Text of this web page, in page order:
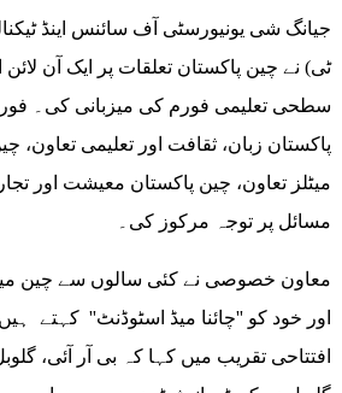
جیانگ شی یونیورسٹی آف سائنس اینڈ
ٹی) نے چین پاکستان تعلقات پر ایک آن لائن
سطحی تعلیمی فورم کی میزبانی کی۔
پاکستان زبان، ثقافت اور تعلیمی تعاون،
میٹلز تعاون، چین پاکستان معیشت اور
مسائل پر توجہ مرکوز کی۔
معاون خصوصی نے کئی سالوں سے چین
اور خود کو ''چائنا میڈ اسٹوڈنٹ'' کہتے
افتتاحی تقریب میں کہا کہ بی آر آئی،